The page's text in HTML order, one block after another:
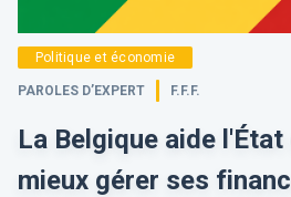
Politique et économie
PAROLES D’EXPERT F.F.F.
La Belgique aide
mieux gérer ses